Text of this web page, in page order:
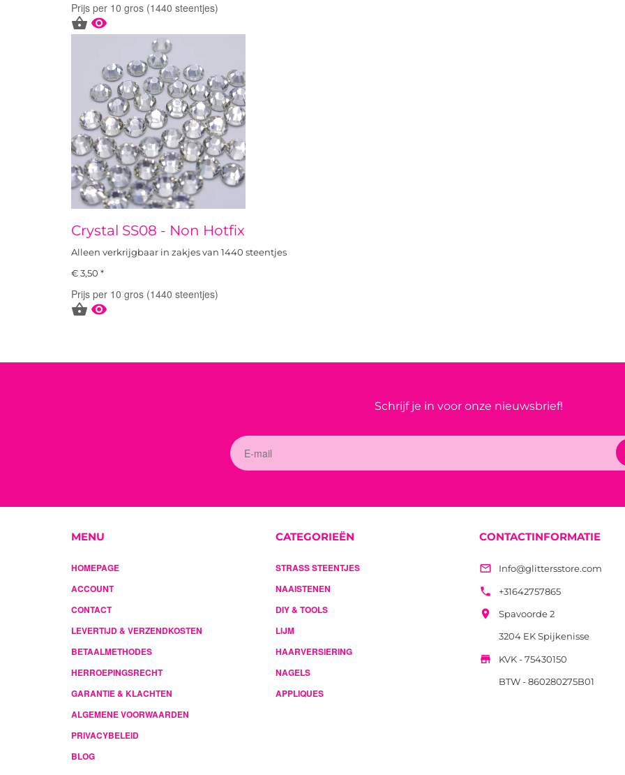
Prijs per 10 gros (1440 steentjes)
 
Crystal SS08 - Non Hotfix
Alleen verkrijgbaar in zakjes van 1440 steentjes
€ 3,50 *
Prijs per 10 gros (1440 steentjes)
 
Schrijf je in voor onze nieuwsbrief!
MENU
HOMEPAGE
ACCOUNT
CONTACT
LEVERTIJD & VERZENDKOSTEN
BETAALMETHODES
HERROEPINGSRECHT
GARANTIE & KLACHTEN
ALGEMENE VOORWAARDEN
PRIVACYBELEID
BLOG
CATEGORIEËN
STRASS STEENTJES
NAAISTENEN
DIY & TOOLS
LIJM
HAARVERSIERING
NAGELS
APPLIQUES
CONTACTINFORMATIE
 Info@glittersstore.com
 +31642757865
 Spavoorde 2
3204 EK Spijkenisse
 KVK - 75430150
BTW - 860280275B01